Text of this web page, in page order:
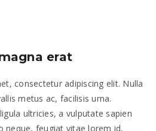
erat
consectetur adipiscing elit. Nulla
metus ac, facilisis urna.
ultricies, a vulputate sapien
neque, feugiat vitae lorem id,